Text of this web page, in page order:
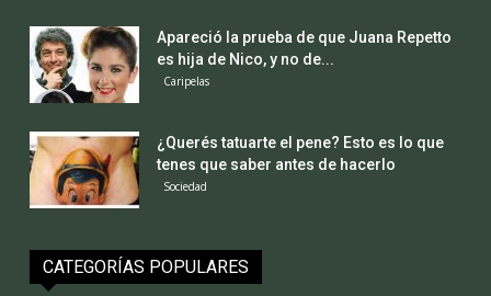
Apareció la prueba de que Juana Repetto
es hija de Nico, y no de...
Caripelas
¿Querés tatuarte el pene? Esto es lo que
tenes que saber antes de hacerlo
Sociedad
CATEGORÍAS POPULARES